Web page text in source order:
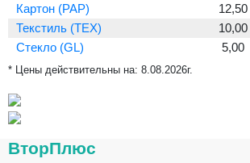
Картон (PAP)
12,50
Текстиль (TEX)
10,00
Стекло (GL)
5,00
* Цены действительны на: 8.08.2026г.
ВторПлюс